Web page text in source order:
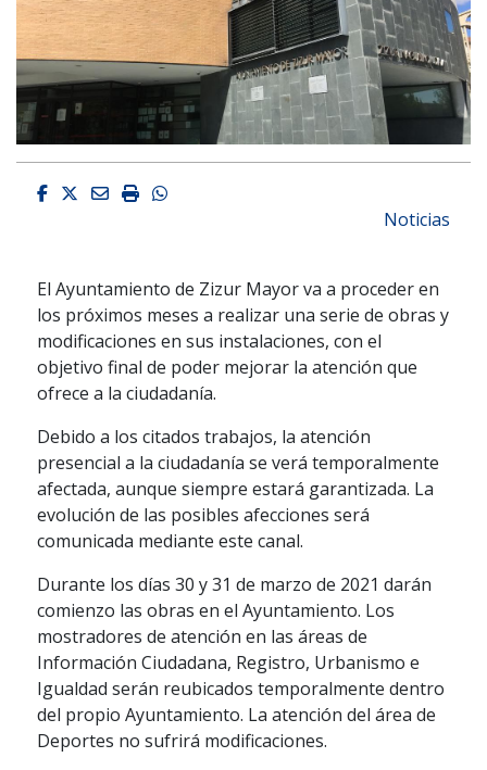
Facebook
Twitter
EmailImprimirWhatsapp
Noticias
El Ayuntamiento de Zizur Mayor va a proceder en
los próximos meses a realizar una serie de obras y
modificaciones en sus instalaciones, con el
objetivo final de poder mejorar la atención que
ofrece a la ciudadanía.
Debido a los citados trabajos, la atención
presencial a la ciudadanía se verá temporalmente
afectada, aunque siempre estará garantizada. La
evolución de las posibles afecciones será
comunicada mediante este canal.
Durante los días 30 y 31 de marzo de 2021 darán
comienzo las obras en el Ayuntamiento. Los
mostradores de atención en las áreas de
Información Ciudadana, Registro, Urbanismo e
Igualdad serán reubicados temporalmente dentro
del propio Ayuntamiento. La atención del área de
Deportes no sufrirá modificaciones.